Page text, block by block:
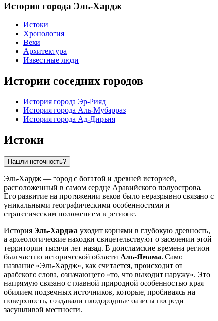
История города Эль-Хардж
Истоки
Хронология
Вехи
Архитектура
Известные люди
Истории соседних городов
История города Эр-Рияд
История города Аль-Мубарраз
История города Ад-Диръия
Истоки
Нашли неточность?
Эль-Хардж — город с богатой и древней историей,
расположенный в самом сердце Аравийского полуострова.
Его развитие на протяжении веков было неразрывно связано с
уникальными географическими особенностями и
стратегическим положением в регионе.
История Эль-Харджа уходит корнями в глубокую древность,
а археологические находки свидетельствуют о заселении этой
территории тысячи лет назад. В доисламские времена регион
был частью исторической области Аль-Ямама. Само
название «Эль-Хардж», как считается, происходит от
арабского слова, означающего «то, что выходит наружу». Это
напрямую связано с главной природной особенностью края —
обилием подземных источников, которые, пробиваясь на
поверхность, создавали плодородные оазисы посреди
засушливой местности.